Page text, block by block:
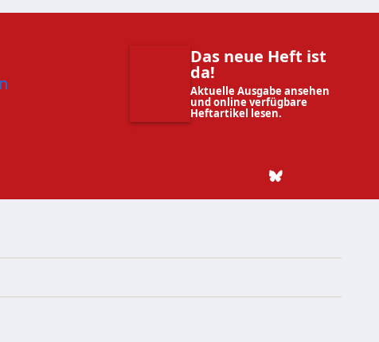
Das neue Heft ist
da!
Aktuelle Ausgabe ansehen
und online verfügbare
Heftartikel lesen.